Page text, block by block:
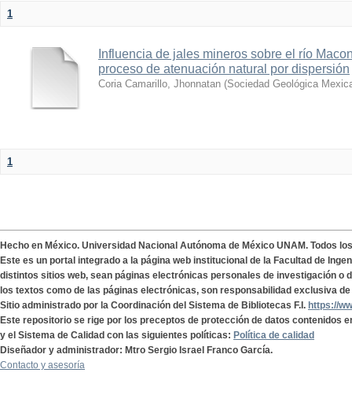
1
Influencia de jales mineros sobre el río
proceso de atenuación natural por dispersión
Coria Camarillo, Jhonnatan (Sociedad Geológica
1
Hecho en México. Universidad Nacional Autónoma de México UNAM. Todos
Este es un portal integrado a la página web institucional de la Facultad de
distintos sitios web, sean páginas electrónicas personales de investigación o
los textos como de las páginas electrónicas, son responsabilidad exclusiva
Sitio administrado por la Coordinación del Sistema de Bibliotecas F.I. https://
Este repositorio se rige por los preceptos de protección de datos contenidos
y el Sistema de Calidad con las siguientes políticas: Política de calidad
Diseñador y administrador: Mtro Sergio Israel Franco García.
Contacto y asesoría